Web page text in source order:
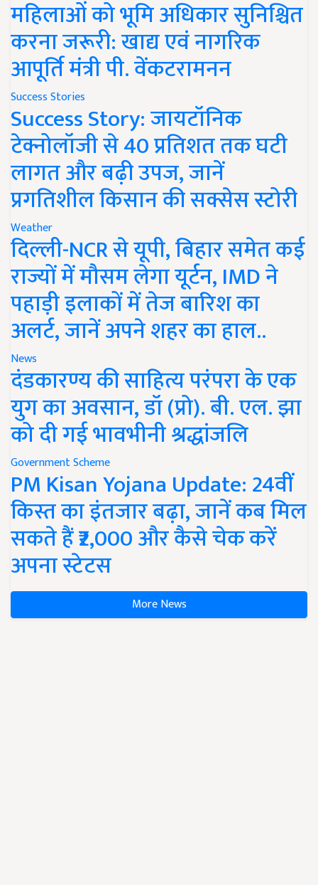
महिलाओं को भूमि अधिकार सुनिश्चित
करना जरूरी: खाद्य एवं नागरिक
आपूर्ति मंत्री पी. वेंकटरामनन
Success Stories
Success Story: जायटॉनिक
टेक्नोलॉजी से 40 प्रतिशत तक घटी
लागत और बढ़ी उपज, जानें
प्रगतिशील किसान की सक्सेस स्टोरी
Weather
दिल्ली-NCR से यूपी, बिहार समेत कई
राज्यों में मौसम लेगा यूर्टन, IMD ने
पहाड़ी इलाकों में तेज बारिश का
अलर्ट, जानें अपने शहर का हाल..
News
दंडकारण्य की साहित्य परंपरा के एक
युग का अवसान, डॉ (प्रो). बी. एल. झा
को दी गई भावभीनी श्रद्धांजलि
Government Scheme
PM Kisan Yojana Update: 24वीं
किस्त का इंतजार बढ़ा, जानें कब मिल
सकते हैं ₹2,000 और कैसे चेक करें
अपना स्टेटस
More News